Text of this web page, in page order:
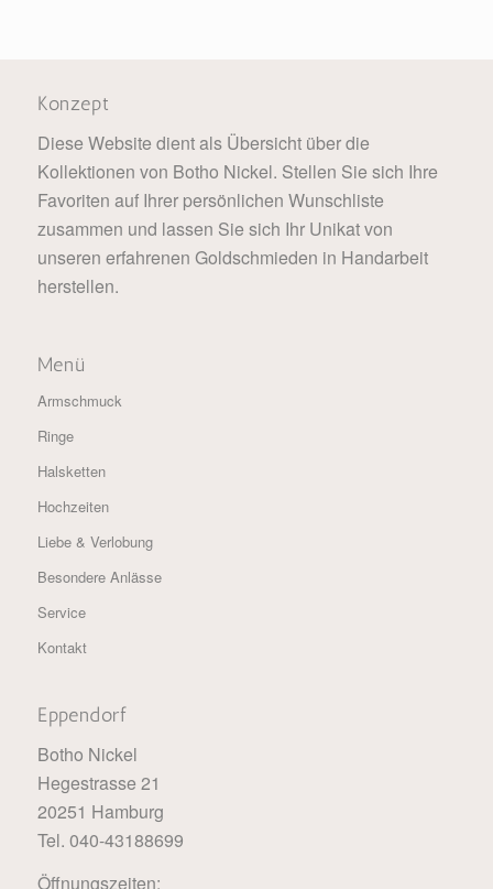
Konzept
Diese Website dient als Übersicht über die
Kollektionen von Botho Nickel. Stellen Sie sich Ihre
Favoriten auf Ihrer persönlichen Wunschliste
zusammen und lassen Sie sich Ihr Unikat von
unseren erfahrenen Goldschmieden in Handarbeit
herstellen.
Menü
Armschmuck
Ringe
Halsketten
Hochzeiten
Liebe & Verlobung
Besondere Anlässe
Service
Kontakt
Eppendorf
Botho Nickel
Hegestrasse 21
20251 Hamburg
Tel. 040-43188699
Öffnungszeiten: